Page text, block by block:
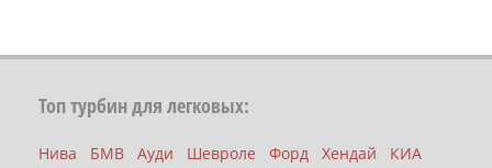
Топ турбин для легковых:
Нива БМВ Ауди Шевроле Форд Хендай
КИА